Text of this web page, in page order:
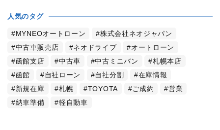
人気のタグ
MYNEOオートローン
株式会社ネオジャパン
中古車販売店
ネオドライブ
オートローン
函館支店
中古車 中古ミニバン
札幌本店
函館
自社ローン 自社分割
在庫情報
新規在庫
札幌 TOYOTA ご成約
営業
納車準備
軽自動車